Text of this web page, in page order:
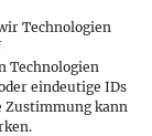
Technologien
Technologien
eindeutige IDs
Zustimmung kann